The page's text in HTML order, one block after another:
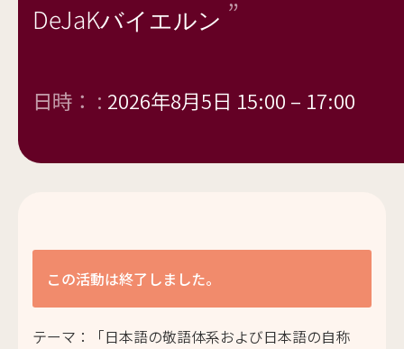
DeJaKバイエルン
日時： : 2026年8月5日 15:00 – 17:00
この活動は終了しました。
テーマ：「日本語の敬語体系および日本語の自称